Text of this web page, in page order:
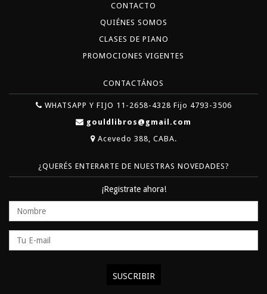
CONTACTO
QUIÉNES SOMOS
CLASES DE PIANO
PROMOCIONES VIGENTES
CONTACTÁNOS
WHATSAPP Y FIJO 11-2658-4328 Fijo 4793-3506
gouldlibros@gmail.com
Acevedo 388, CABA.
¿QUERÉS ENTERARTE DE NUESTRAS NOVEDADES?
¡Registrate ahora!